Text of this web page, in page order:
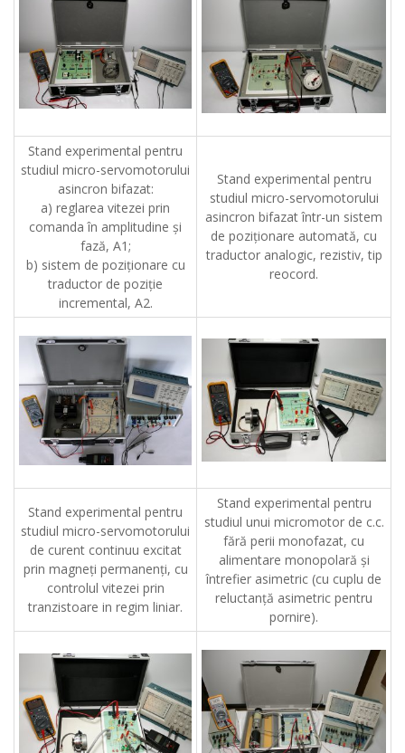
Stand experimental pentru
studiul micro-servomotorului
asincron bifazat:
a) reglarea vitezei prin
comanda în amplitudine şi
fază, A1;
b) sistem de poziţionare cu
traductor de poziţie
incremental, A2.
Stand experimental pentru
studiul micro-servomotorului
asincron bifazat într-un sistem
de poziţionare automată, cu
traductor analogic, rezistiv, tip
reocord.
Stand experimental pentru
studiul micro-servomotorului
de curent continuu excitat
prin magneţi permanenţi, cu
controlul vitezei prin
tranzistoare in regim liniar.
Stand experimental pentru
studiul unui micromotor de c.c.
fără perii monofazat, cu
alimentare monopolară şi
întrefier asimetric (cu cuplu de
reluctanţă asimetric pentru
pornire).